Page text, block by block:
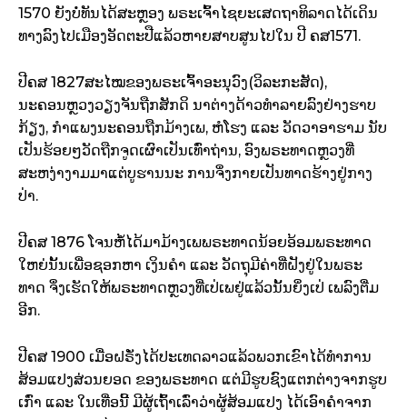
1570 ຍັງບໍ່ທັນໄດ້ສະຫຼອງ ພຣະເຈົ້າໄຊຍະເສດຖາທິລາດໄດ້ເດິນ
ທາງລົງໄປເມືອງອັດຕະປືແລ້ວຫາຍສາບສູນໄປໃນ ປີ ຄສ1571.
ປີຄສ 1827ສະໄໝຂອງພຣະເຈົ້າອະນຸວົງ(ວິລະກະສັດ),
ນະຄອນຫຼວງວຽງຈັນຖືກສັກດິ ນາຕ່າງດ້າວທຳລາຍລົງຢ່າງຮາບ
ກ້ຽງ, ກຳແພງນະຄອນຖືກມ້າງເພ, ຫໍໂຮງ ແລະ ວັດວາອາຮາມ ນັບ
ເປັນຮ້ອຍໆວັດຖືກຈູດເຜົາເປັນເທົ່າຖ່ານ, ອົງພຣະທາດຫຼວງທີ່
ສະຫງ່າງາມມາແຕ່ບູຮານນະ ການຈຶ່ງກາຍເປັນທາດຮ້າງຢູ່ກາງ
ປ່າ.
ປີຄສ 1876 ໂຈນຫໍ້ໄດ້ມາມ້າງເພພຣະທາດນ້ອຍອ້ອມພຣະທາດ
ໃຫຍ່ນັ້ນເພື່ອຊອກຫາ ເງິນຄຳ ແລະ ວັດຖຸມີຄ່າທີ່ຝັງຢູ່ໃນພຣະ
ທາດ ຈຶ່ງເຮັດໃຫ້ພຣະທາດຫຼວງທີ່ເປ່ເພຢູ່ແລ້ວນັ້ນຍິ່ງເປ່ ເພລົງຕື່ມ
ອີກ.
ປີຄສ 1900 ເມື່ອຝຣັ່ງໄດ້ປະເທດລາວແລ້ວພວກເຂົາໄດ້ທຳການ
ສ້ອມແປງສ່ວນຍອດ ຂອງພຣະທາດ ແຕ່ມີຮູບຊົງແຕກຕ່າງຈາກຮູບ
ເກົ່າ ແລະ ໃນເທື່ອນີ້ ມີຜູ້ເຖົ້າເລົ່າວ່າຜູ້ສ້ອມແປງ ໄດ້ເອົາຄຳຈາກ